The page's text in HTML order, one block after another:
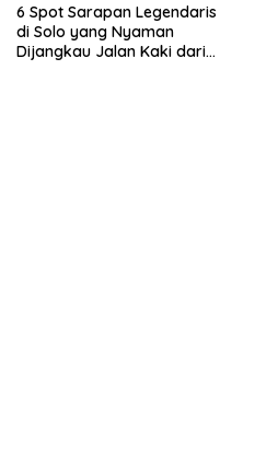
6 Spot Sarapan Legendaris
di Solo yang Nyaman
Dijangkau Jalan Kaki dari